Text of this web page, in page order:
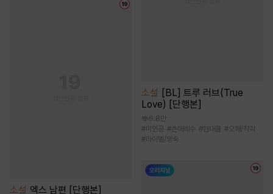
소설 엑스 남편 [단행본]
소설 [BL] 트루 러브(True
Love) [단행본]
6.8만
#미인공 #츤데레수 #현대물 #오해/착각
#라이벌/앙숙